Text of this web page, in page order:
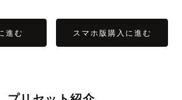
進む スマホ版購入に進む